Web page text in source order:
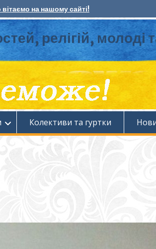
на нашому сайті!
релігій, молоді
Колективи та гуртки